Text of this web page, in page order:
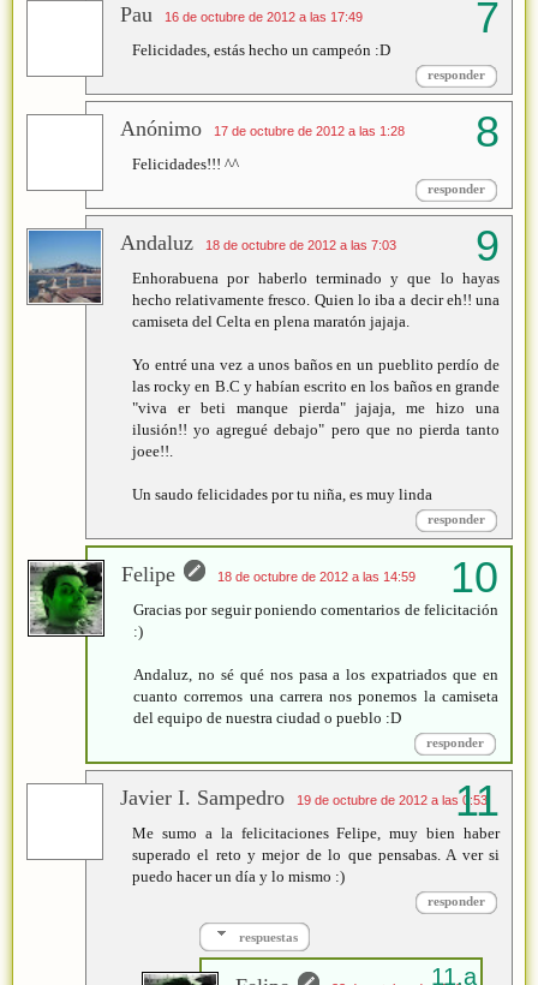
Pau 16 de octubre de 2012 a las 17:49
Felicidades, estás hecho un campeón :D
responder
Anónimo 17 de octubre de 2012 a las 1:28
Felicidades!!! ^^
responder
Andaluz 18 de octubre de 2012 a las 7:03
Enhorabuena por haberlo terminado y que lo hayas
hecho relativamente fresco. Quien lo iba a decir eh!! una
camiseta del Celta en plena maratón jajaja.
Yo entré una vez a unos baños en un pueblito perdío de
las rocky en B.C y habían escrito en los baños en grande
"viva er beti manque pierda" jajaja, me hizo una
ilusión!! yo agregué debajo" pero que no pierda tanto
joee!!.
Un saudo felicidades por tu niña, es muy linda
responder
Felipe 18 de octubre de 2012 a las 14:59
Gracias por seguir poniendo comentarios de felicitación
:)
Andaluz, no sé qué nos pasa a los expatriados que en
cuanto corremos una carrera nos ponemos la camiseta
del equipo de nuestra ciudad o pueblo :D
responder
Javier I. Sampedro 19 de octubre de 2012 a las 0:53
Me sumo a la felicitaciones Felipe, muy bien haber
superado el reto y mejor de lo que pensabas. A ver si
puedo hacer un día y lo mismo :)
responder
respuestas